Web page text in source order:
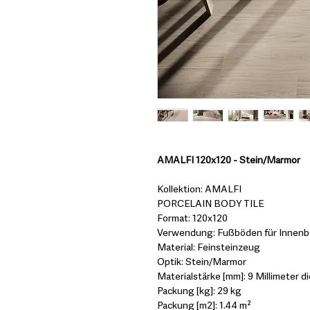
AMALFI 120x120 - Stein/Marmor
Kollektion: AMALFI
PORCELAIN BODY TILE
Format: 120x120
Verwendung: Fußböden für
Material: Feinsteinzeug
Optik: Stein/Marmor
Materialstärke [mm]: 9 Millimeter
Packung [kg]: 29 kg
Packung [m2]: 1.44 m²